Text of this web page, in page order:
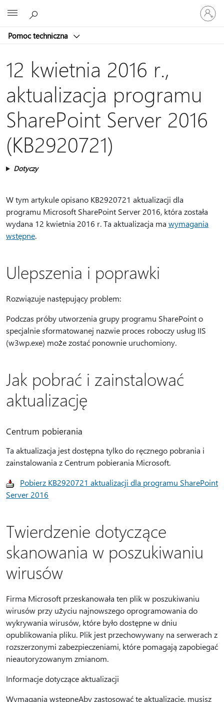
Pomoc techniczna
Zaloguj
się
do
konta
12 kwietnia 2016 r.,
aktualizacja programu
SharePoint Server 2016
(KB2920721)
Dotyczy
W tym artykule opisano KB2920721 aktualizacji dla
programu Microsoft SharePoint Server 2016, która została
wydana 12 kwietnia 2016 r. Ta aktualizacja ma wymagania
wstępne.
Ulepszenia i poprawki
Rozwiązuje następujący problem:
Podczas próby utworzenia grupy programu SharePoint o
specjalnie sformatowanej nazwie proces roboczy usług IIS
(w3wp.exe) może zostać ponownie uruchomiony.
Jak pobrać i zainstalować
aktualizację
Centrum pobierania
Ta aktualizacja jest dostępna tylko do ręcznego pobrania i
zainstalowania z Centrum pobierania Microsoft.
Pobierz KB2920721 aktualizacji dla programu SharePoint
Server 2016
Twierdzenie dotyczące
skanowania w poszukiwaniu
wirusów
Firma Microsoft przeskanowała ten plik w poszukiwaniu
wirusów przy użyciu najnowszego oprogramowania do
wykrywania wirusów, które było dostępne w dniu
opublikowania pliku. Plik jest przechowywany na serwerach z
rozszerzonymi zabezpieczeniami, które pomagają zapobiegać
nieautoryzowanym zmianom.
Informacje dotyczące aktualizacji
Wymagania wstępneAby zastosować tę aktualizację, musisz